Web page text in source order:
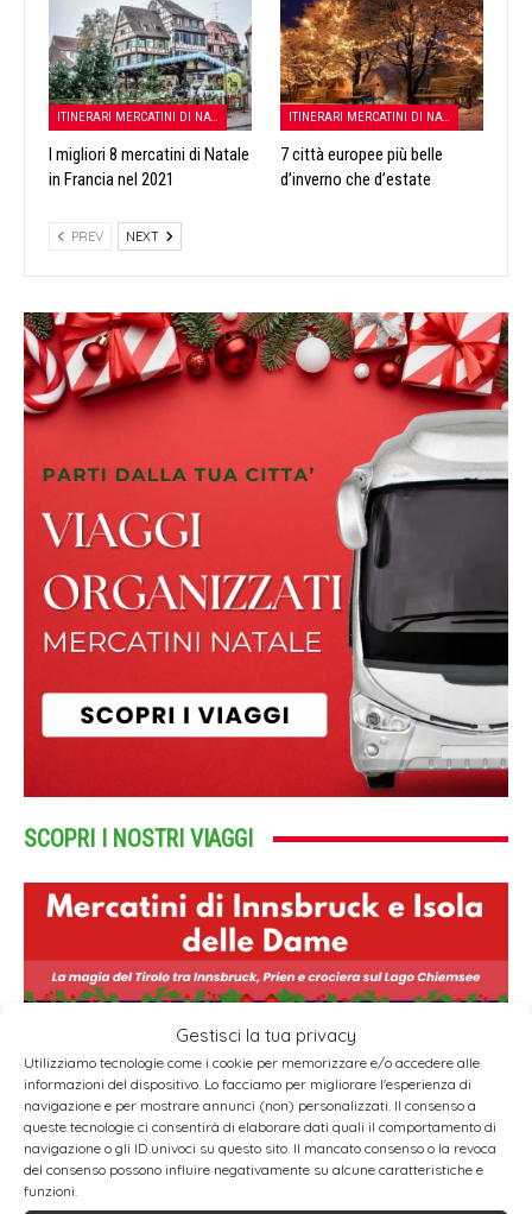
Gestisci la tua privacy
Utilizziamo tecnologie come i cookie per memorizzare e/o accedere alle
informazioni del dispositivo. Lo facciamo per migliorare l'esperienza di
navigazione e per mostrare annunci (non) personalizzati. Il consenso a
queste tecnologie ci consentirà di elaborare dati quali il comportamento di
navigazione o gli ID univoci su questo sito. Il mancato consenso o la revoca
del consenso possono influire negativamente su alcune caratteristiche e
funzioni.
ITINERARI MERCATINI DI NATALE
I migliori 8 mercatini di Natale
in Francia nel 2021
ITINERARI MERCATINI DI NATALE
7 città europee più belle
d’inverno che d’estate
PREV NEXT
SCOPRI I NOSTRI VIAGGI